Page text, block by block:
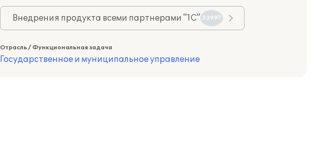
Внедрения продукта всеми партнерами "1С" 33997
Отрасль / Функциональная задача
Государственное и муниципальное управление